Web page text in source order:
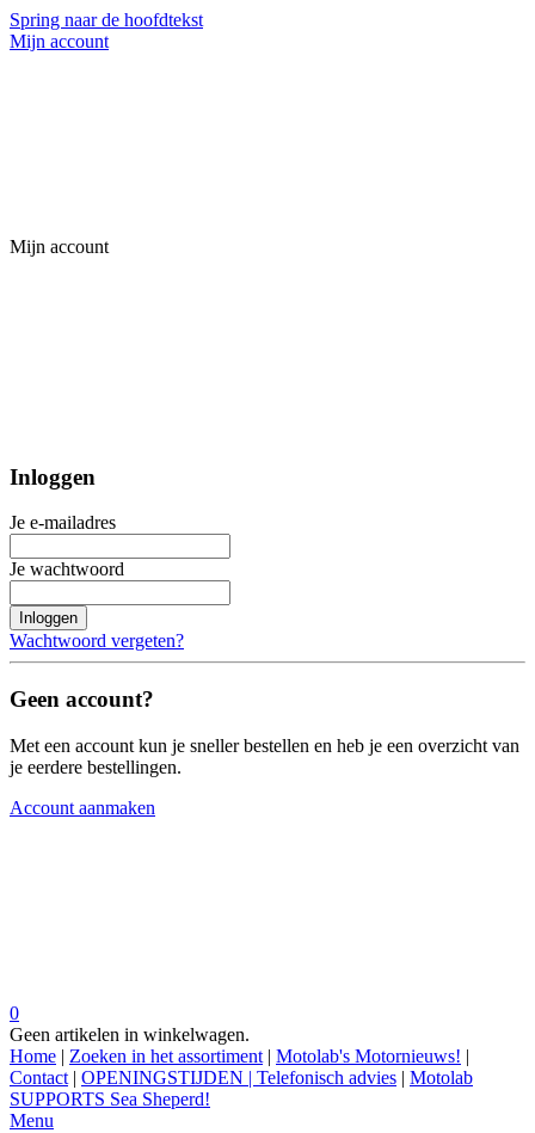
Spring naar de hoofdtekst
Mijn account
Mijn account
Inloggen
Je e-mailadres
Je wachtwoord
Inloggen
Wachtwoord vergeten?
Geen account?
Met een account kun je sneller bestellen en heb je een overzicht van
je eerdere bestellingen.
Account aanmaken
0
Geen artikelen in winkelwagen.
Home | Zoeken in het assortiment | Motolab's Motornieuws! |
Contact | OPENINGSTIJDEN | Telefonisch advies | Motolab
SUPPORTS Sea Sheperd!
Menu